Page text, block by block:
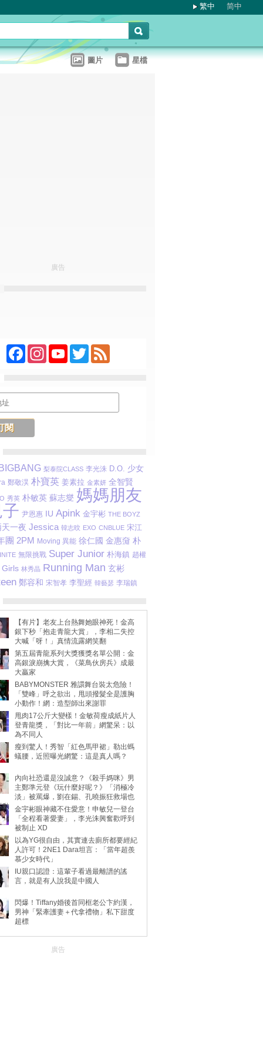
繁中 简中
圖片 星檔
廣告
FacebookInstagramYouTubeTwitterFeed
梨泰院CLASS 李光洙 D.O. 少女
鄭敬淏 朴寶英 姜素拉 金素妍 全智賢
秀英 朴敏英 蘇志燮 媽媽朋友
尹恩惠 IU Apink 金宇彬 THE BOYZ
天一夜 Jessica 韓志旼 EXO CNBLUE 宋江
團 2PM Moving 異能 徐仁國 金惠奫 朴
無限挑戰 Super Junior 朴海鎮 趙權
林秀晶 Running Man 玄彬
鄭容和 宋智孝 李聖經 韓藝瑟 李瑞鎮
【有片】老友上台熱舞她眼神死！金高
銀下秒「抱走青龍大賞」，李相二失控
大喊「呀！」真情流露網笑翻
第五屆青龍系列大獎獲獎名單公開：金
高銀淚崩擒大賞，《菜鳥伙房兵》成最
大贏家
BABYMONSTER 雅譞舞台裝太危險！
「雙峰」呼之欲出，甩頭撥髮全是護胸
小動作！網：造型師出來謝罪
甩肉17公斤大變樣！金敏荷瘦成紙片人
登青龍獎，「對比一年前」網驚呆：以
為不同人
瘦到驚人！秀智「紅色馬甲裙」勒出螞
蟻腰，近照曝光網驚：這是真人嗎？
內向社恐還是沒誠意？《殺手媽咪》男
主鄭準元登《玩什麼好呢？》「消極冷
淡」被罵爆，劉在錫、孔曉振狂救場也
動
金宇彬眼神藏不住愛意！申敏兒一登台
「全程看著愛妻」，李光洙興奮歡呼到
被制止 XD
以為YG很自由，其實連去廁所都要經紀
人許可！2NE1 Dara坦言：「當年超羨
慕少女時代」
IU親口認證：這輩子看過最離譜的謠
言，就是有人說我是中國人
閃爆！Tiffany婚後首同框老公卞約漢，
男神「緊牽護妻＋代拿禮物」私下甜度
超標
廣告